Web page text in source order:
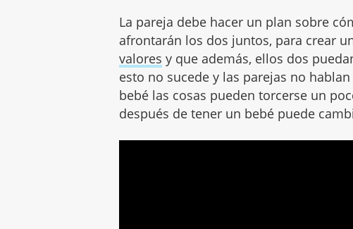
La pareja debe hacer un plan sobre
afrontarán los dos juntos, para crear
valores y que además, ellos dos
esto no sucede y las parejas no
bebé las cosas pueden torcerse un
después de tener un bebé puede